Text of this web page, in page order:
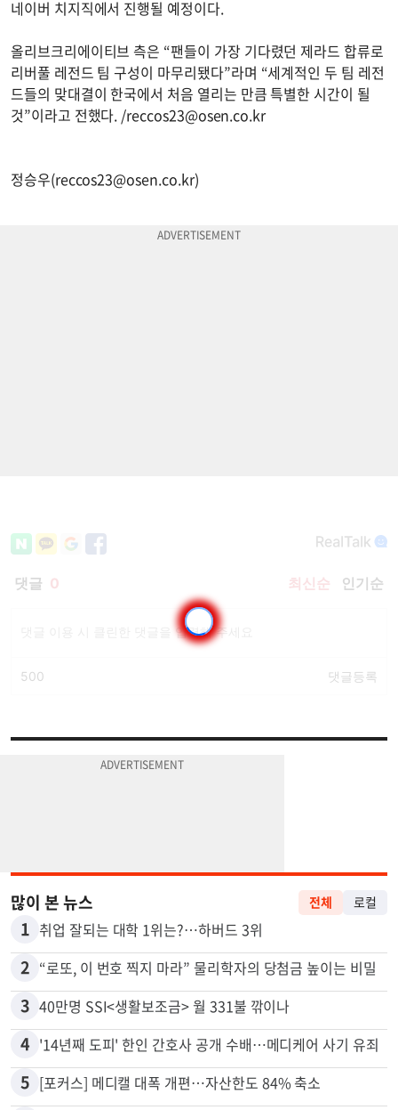
네이버 치지직에서 진행될 예정이다.
올리브크리에이티브 측은 “팬들이 가장 기다렸던 제라드 합류로
리버풀 레전드 팀 구성이 마무리됐다”라며 “세계적인 두 팀 레전
드들의 맞대결이 한국에서 처음 열리는 만큼 특별한 시간이 될
것”이라고 전했다. /reccos23@osen.co.kr
정승우(reccos23@osen.co.kr)
많이 본 뉴스
1 취업 잘되는 대학 1위는?…하버드 3위
2 “로또, 이 번호 찍지 마라” 물리학자의 당첨금 높이는 비밀
3 40만명 SSI<생활보조금> 월 331불 깎이나
4 '14년째 도피' 한인 간호사 공개 수배…메디케어 사기 유죄